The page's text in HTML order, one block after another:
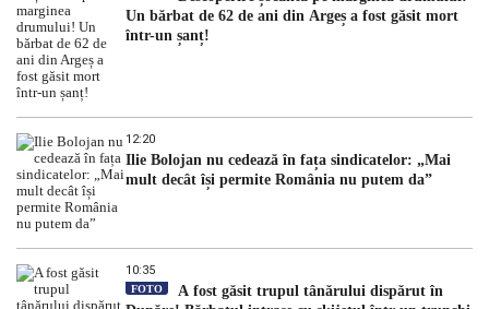
Un bărbat de 62 de ani din Argeș a fost găsit mort
într-un șanț!
12:20
Ilie Bolojan nu cedează în fața sindicatelor: „Mai
mult decât își permite România nu putem da”
10:35
FOTO
A fost găsit trupul tânărului dispărut în